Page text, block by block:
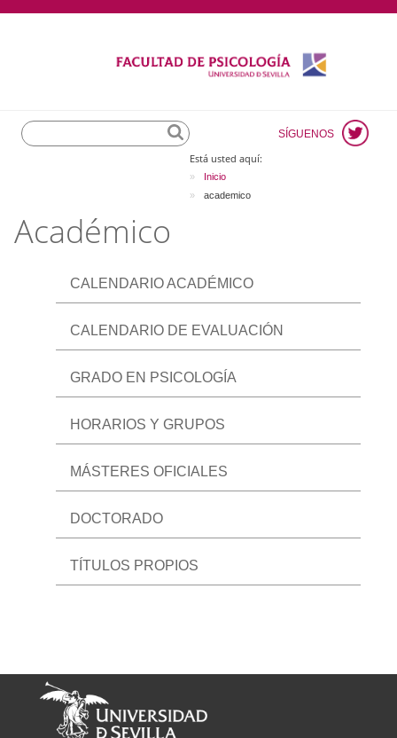
Search
SÍGUENOS
Está usted aquí:
Inicio
academico
Académico
CALENDARIO ACADÉMICO
CALENDARIO DE EVALUACIÓN
GRADO EN PSICOLOGÍA
HORARIOS Y GRUPOS
MÁSTERES OFICIALES
DOCTORADO
TÍTULOS PROPIOS